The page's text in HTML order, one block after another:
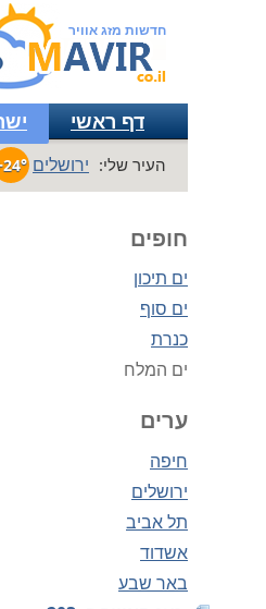
חדשות מזג אוויר
דף ראשי
העיר שלי: ירושלים
חופים
ים תיכון
ים סוף
כנרת
ים המלח
ערים
חיפה
ירושלים
תל אביב
אשדוד
באר שבע